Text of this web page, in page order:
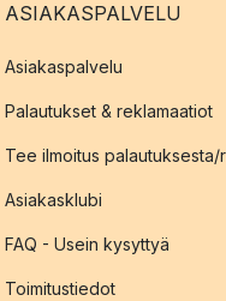
ASIAKASPALVELU
Asiakaspalvelu
Palautukset & reklamaatiot
Tee ilmoitus palautuksesta/
Asiakasklubi
FAQ - Usein kysyttyä
Toimitustiedot